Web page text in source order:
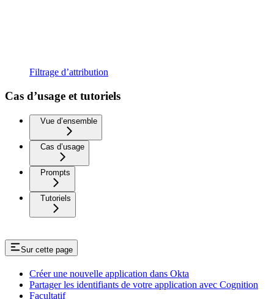
Filtrage d’attribution
Cas d’usage et tutoriels
Vue d’ensemble
Cas d’usage
Prompts
Tutoriels
Sur cette page
Créer une nouvelle application dans Okta
Partager les identifiants de votre application avec Cognition
Facultatif